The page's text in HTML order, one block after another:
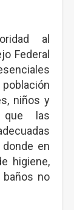
al
Federal
niños y
que las
en
higiene,
baños no